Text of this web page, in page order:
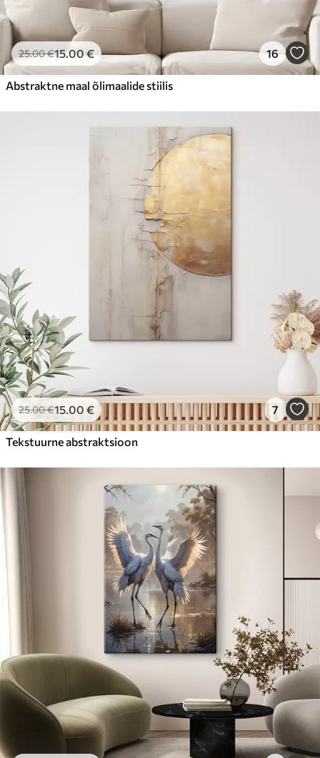
25.00€15.00€ 16
Abstraktne maal õlimaalide stiilis
25.00€15.00 € 7
Tekstuurne abstraktsioon